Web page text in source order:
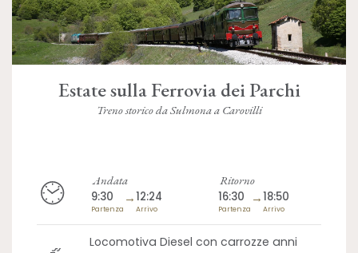
Estate sulla Ferrovia dei Parchi
Treno storico da Sulmona a Carovilli
Andata
9:30
Partenza
→12:24
Arrivo
Ritorno
16:30
Partenza
→18:50
Arrivo
Locomotiva Diesel con carrozze anni